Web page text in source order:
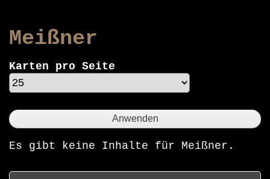
Meißner
Karten pro Seite
Es gibt keine Inhalte für Meißner.